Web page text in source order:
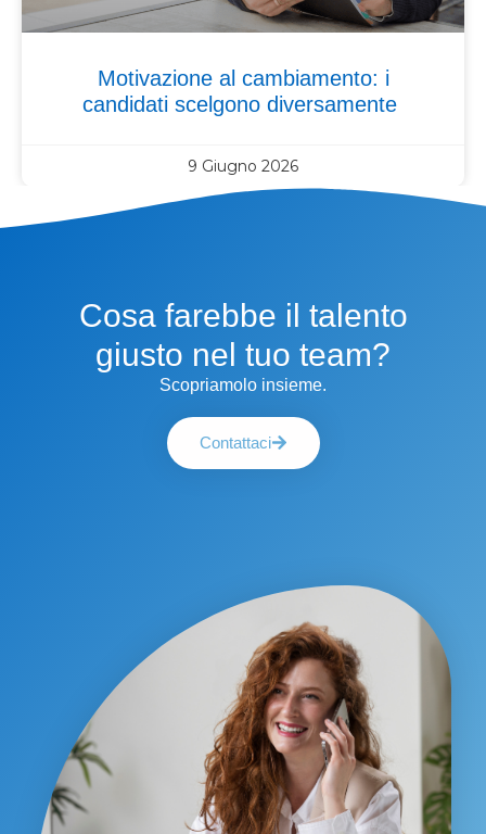
Motivazione al cambiamento: i
candidati scelgono diversamente
9 Giugno 2026
Cosa farebbe il talento
giusto nel tuo team?
Scopriamolo insieme.
Contattaci